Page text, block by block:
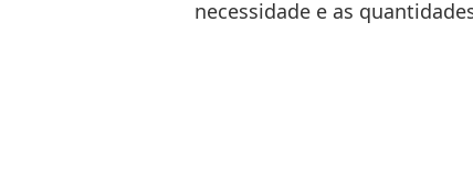
necessidade e as